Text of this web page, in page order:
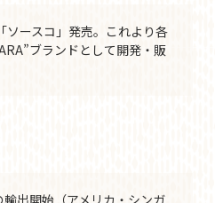
ソースコ」発売。これより各
ブランドとして開発・販
出開始（アメリカ・シンガ